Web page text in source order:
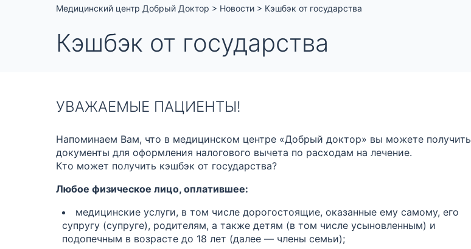
Медицинский центр Добрый Доктор > Новости > Кэшбэк от государства
Кэшбэк от государства
УВАЖАЕМЫЕ ПАЦИЕНТЫ!
Напоминаем Вам, что в медицинском центре «Добрый доктор» вы можете получить
документы для оформления налогового вычета по расходам на лечение.
Кто может получить кэшбэк от государства?
Любое физическое лицо, оплатившее:
медицинские услуги, в том числе дорогостоящие, оказанные ему самому, его
супругу (супруге), родителям, а также детям (в том числе усыновленным) и
подопечным в возрасте до 18 лет (далее — члены семьи);